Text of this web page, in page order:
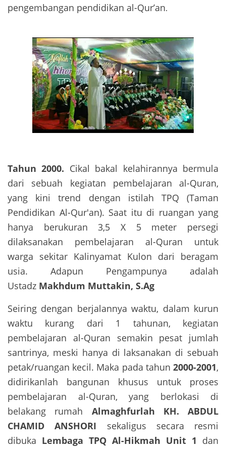
pengembangan pendidikan al-Qur’an.
Tahun 2000. Cikal bakal kelahirannya bermula
dari sebuah kegiatan pembelajaran al-Quran,
yang kini trend dengan istilah TPQ (Taman
Pendidikan Al-Qur'an). Saat itu di ruangan yang
hanya berukuran 3,5 X 5 meter persegi
dilaksanakan pembelajaran al-Quran untuk
warga sekitar Kalinyamat Kulon dari beragam
usia. Adapun Pengampunya adalah
Ustadz Makhdum Muttakin, S.Ag
Seiring dengan berjalannya waktu, dalam kurun
waktu kurang dari 1 tahunan, kegiatan
pembelajaran al-Quran semakin pesat jumlah
santrinya, meski hanya di laksanakan di sebuah
petak/ruangan kecil. Maka pada tahun 2000-2001,
didirikanlah bangunan khusus untuk proses
pembelajaran al-Quran, yang berlokasi di
belakang rumah Almaghfurlah KH. ABDUL
CHAMID ANSHORI sekaligus secara resmi
dibuka Lembaga TPQ Al-Hikmah Unit 1 dan